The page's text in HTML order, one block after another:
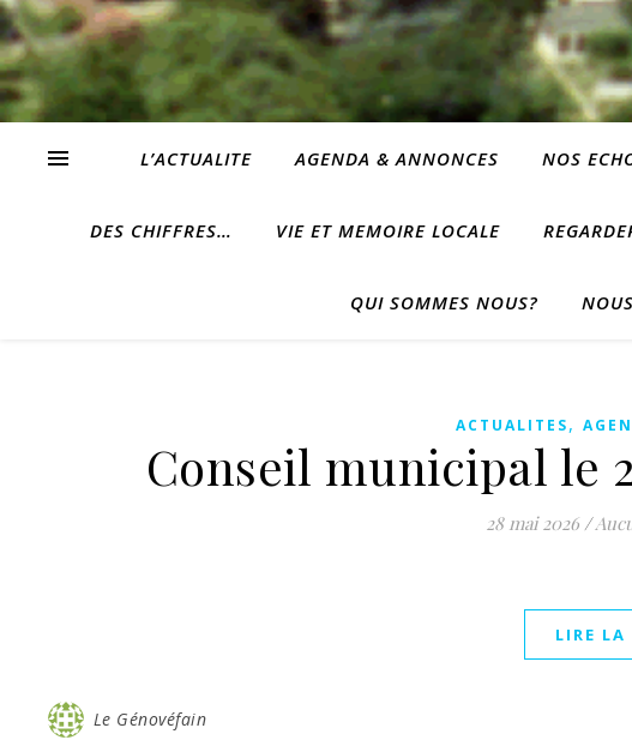
L’ACTUALITE AGENDA & ANNONCES NOS
DES CHIFFRES… VIE ET MEMOIRE LOCALE
QUI SOMMES NOUS?
ACTUALITES,
Conseil municipal le
28 mai 2026 /
LIRE LA
Le Génovéfain